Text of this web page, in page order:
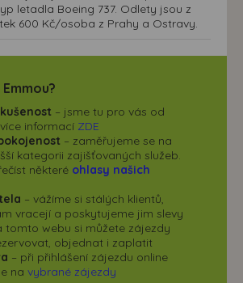
letadla Boeing 737. Odlety jsou z
600 Kč/osoba z Prahy a Ostravy.
– jsme tu pro vás od
informací ZDE
– zaměřujeme se na
kategorii zajišťovaných služeb.
některé ohlasy našich
– vážíme si stálých klientů,
vracejí a poskytujeme jim slevy
tomto webu si můžete zájezdy
objednat i zaplatit
– při přihlášení zájezdu online
na vybrané zájezdy